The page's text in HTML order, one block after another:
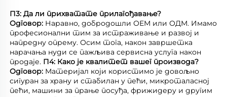
П3: Да ли прихватате прилагођавање?
Одговор: Наравно, добродошли ОЕМ или ОДМ. Имамо
професионални тим за истраживање и развој и
напредну опрему. Осим тога, након завршетка
нарачања нуди се пажљива сервисна услуга након
продаје. П4: Како је квалитет вашег производа?
Одговор: Материјал који користимо је довољно
сигуран за храну и стабилан у пећи, микроталасној
пећи, машини за прање посуђа, фрижидеру и другим